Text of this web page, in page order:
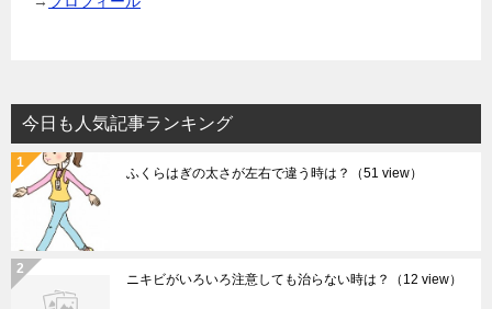
今日も人気記事ランキング
ふくらはぎの太さが左右で違う時は？ （51 view）
ニキビがいろいろ注意しても治らない時は？ （12 view）